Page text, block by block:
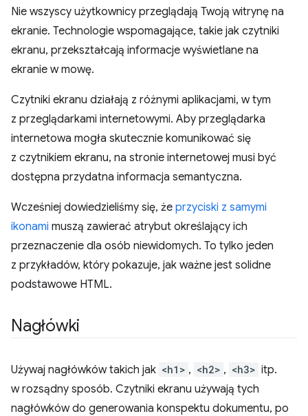
Nie wszyscy użytkownicy przeglądają Twoją witrynę na
ekranie. Technologie wspomagające, takie jak czytniki
ekranu, przekształcają informacje wyświetlane na
ekranie w mowę.
Czytniki ekranu działają z różnymi aplikacjami, w tym
z przeglądarkami internetowymi. Aby przeglądarka
internetowa mogła skutecznie komunikować się
z czytnikiem ekranu, na stronie internetowej musi być
dostępna przydatna informacja semantyczna.
Wcześniej dowiedzieliśmy się, że przyciski z samymi
ikonami muszą zawierać atrybut określający ich
przeznaczenie dla osób niewidomych. To tylko jeden
z przykładów, który pokazuje, jak ważne jest solidne
podstawowe HTML.
Nagłówki
Używaj nagłówków takich jak <h1> , <h2> , <h3> itp.
w rozsądny sposób. Czytniki ekranu używają tych
nagłówków do generowania konspektu dokumentu, po